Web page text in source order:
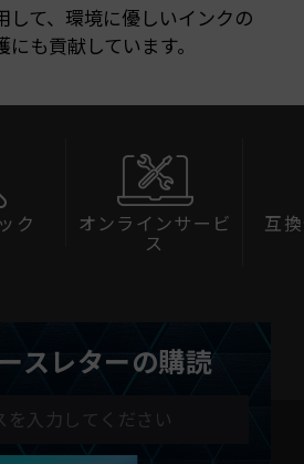
して、環境に優しいインクの
も貢献しています。
ク
オンラインサービ
ス
互
スレターの購読